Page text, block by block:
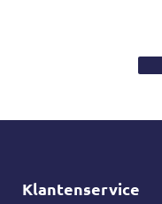
Klantenservice